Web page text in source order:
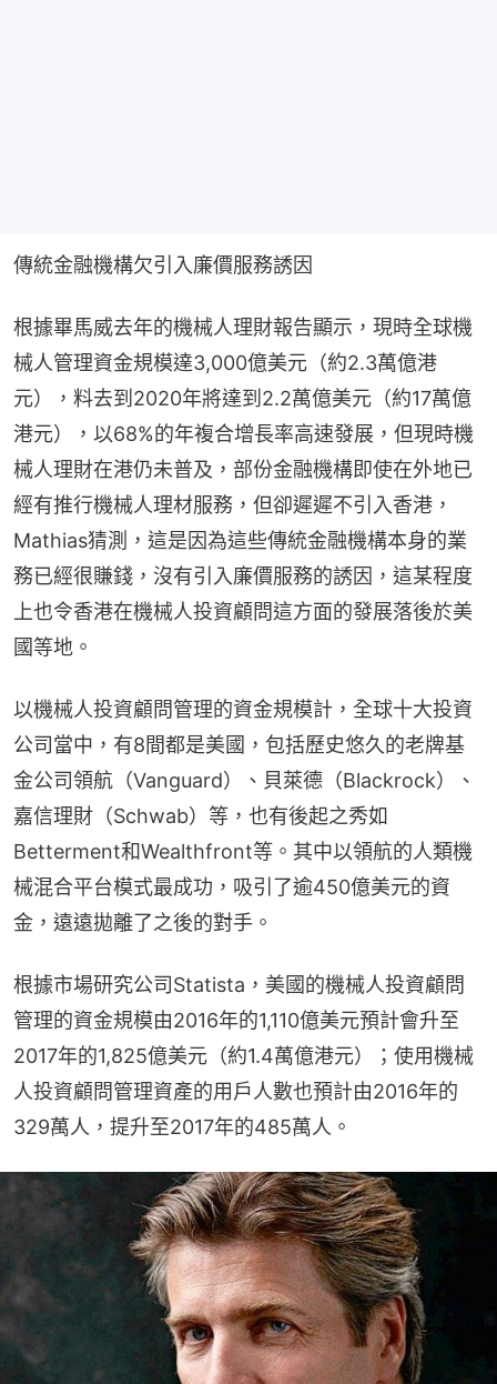
傳統金融機構欠引入廉價服務誘因
根據畢馬威去年的機械人理財報告顯示，現時全球機
械人管理資金規模達3,000億美元（約2.3萬億港
元），料去到2020年將達到2.2萬億美元（約17萬億
港元），以68%的年複合增長率高速發展，但現時機
械人理財在港仍未普及，部份金融機構即使在外地已
經有推行機械人理材服務，但卻遲遲不引入香港，
Mathias猜測，這是因為這些傳統金融機構本身的業
務已經很賺錢，沒有引入廉價服務的誘因，這某程度
上也令香港在機械人投資顧問這方面的發展落後於美
國等地。
以機械人投資顧問管理的資金規模計，全球十大投資
公司當中，有8間都是美國，包括歷史悠久的老牌基
金公司領航（Vanguard）、貝萊德（Blackrock）、
嘉信理財（Schwab）等，也有後起之秀如
Betterment和Wealthfront等。其中以領航的人類機
械混合平台模式最成功，吸引了逾450億美元的資
金，遠遠拋離了之後的對手。
根據市場研究公司Statista，美國的機械人投資顧問
管理的資金規模由2016年的1,110億美元預計會升至
2017年的1,825億美元（約1.4萬億港元）；使用機械
人投資顧問管理資產的用戶人數也預計由2016年的
329萬人，提升至2017年的485萬人。